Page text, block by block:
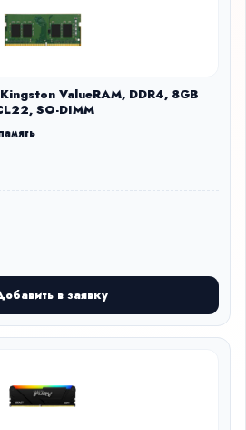
ValueRAM, DDR4, 8GB
SO-DIMM
в заявку